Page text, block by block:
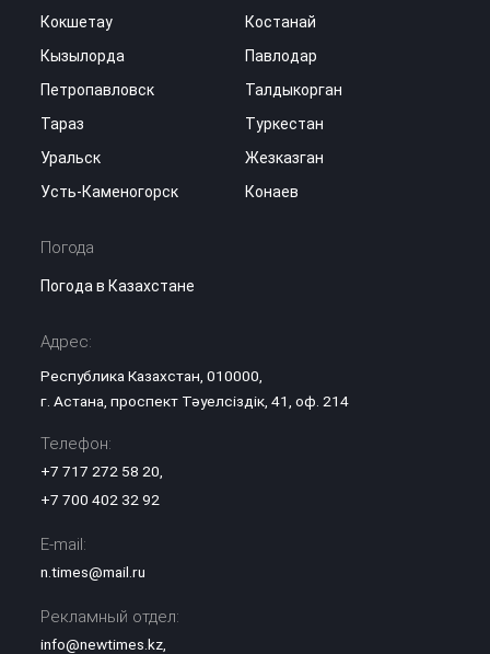
Кокшетау
Костанай
Кызылорда
Павлодар
Петропавловск
Талдыкорган
Тараз
Туркестан
Уральск
Жезказган
Усть-Каменогорск
Конаев
Погода
Погода в Казахстане
Адрес:
Республика Казахстан, 010000,
г. Астана, проспект Тәуелсіздік, 41, оф. 214
Телефон:
+7 717 272 58 20,
+7 700 402 32 92
E-mail:
n.times@mail.ru
Рекламный отдел:
info@newtimes.kz,